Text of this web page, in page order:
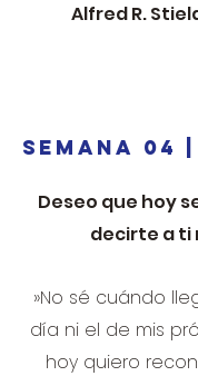
Alfred R.
SEMANA 04 |
Deseo que hoy
decirte a ti
»No sé cuándo
día ni el de mis
hoy quiero